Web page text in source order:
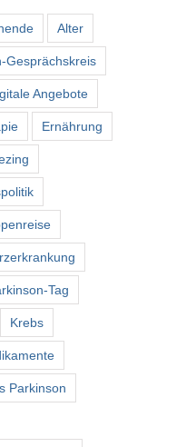
Alter
Gesprächskreis
Angebote
Ernährung
Tag
Krebs
Parkinson